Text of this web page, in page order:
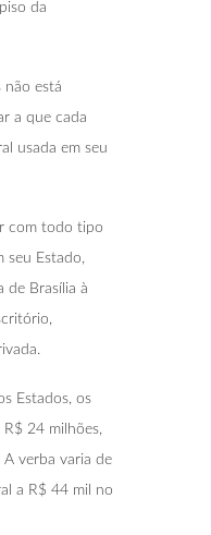
da
não está
a que cada
usada em seu
com todo tipo
Estado,
de Brasília à
Estados, os
24 milhões,
verba varia de
a R$ 44 mil no